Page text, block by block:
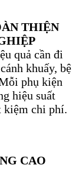
THIỆN
quả cần đi
khuấy, bệ
phụ kiện
hiệu suất
kiệm chi phí.
CAO